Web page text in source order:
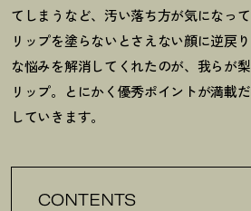
てしまうなど、汚い落ち方が気になって
リップを塗らないとさえない顔に逆戻
な悩みを解消してくれたのが、我らが
リップ。とにかく優秀ポイントが満載
していきます。
CONTENTS